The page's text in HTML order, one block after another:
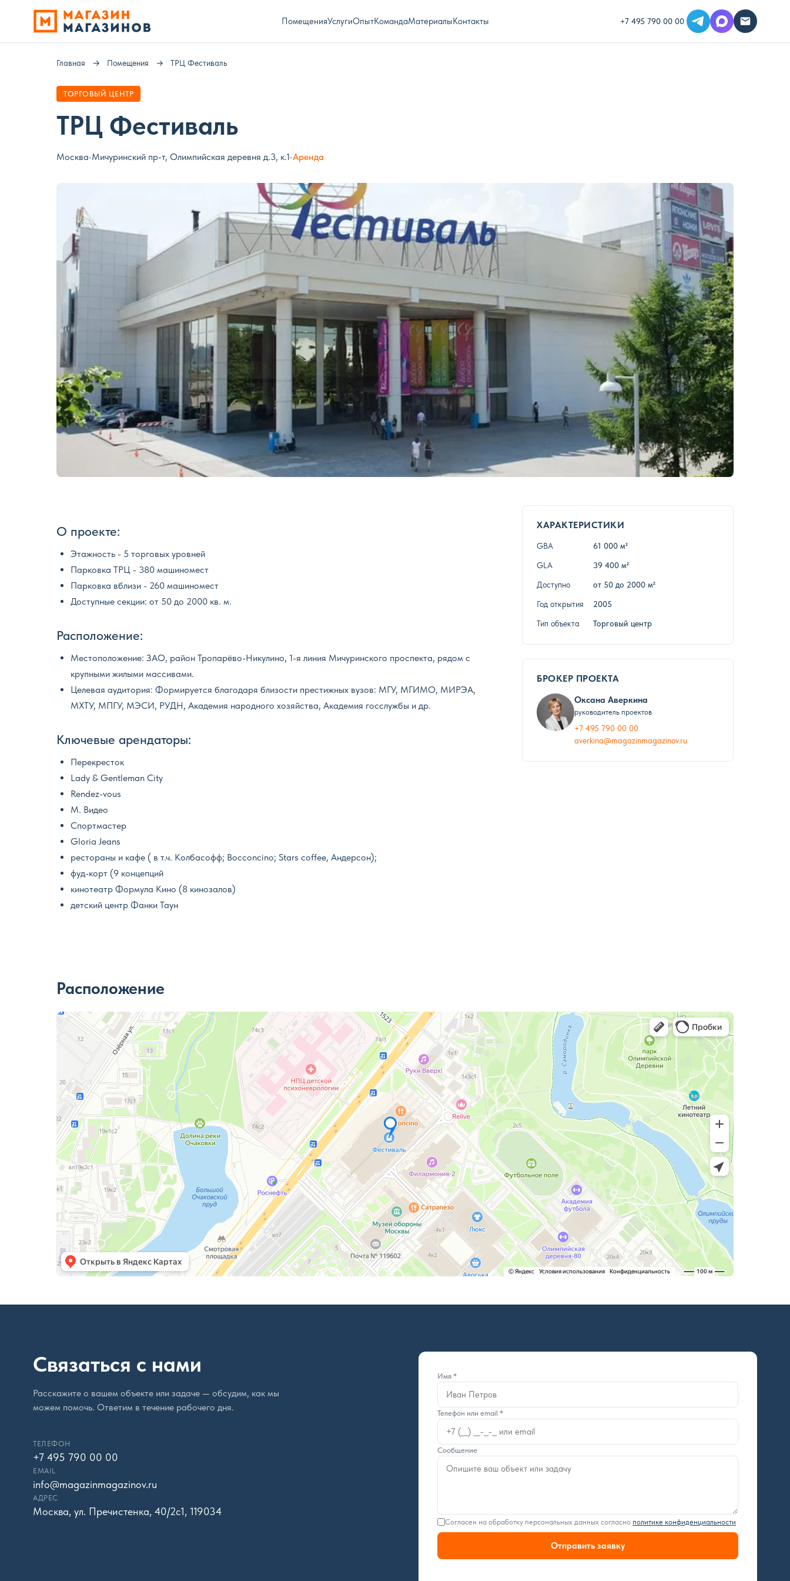
ПомещенияУслугиОпытКомандаМатериалыКонтакты +7 495 790 00 00
Главная → Помещения → ТРЦ Фестиваль
ТОРГОВЫЙ ЦЕНТР
ТРЦ Фестиваль
Москва•Мичуринский пр-т, Олимпийская деревня д.3, к.1•Аренда
О проекте:
Этажность - 5 торговых уровней
Парковка ТРЦ - 380 машиномест
Парковка вблизи - 260 машиномест
Доступные секции: от 50 до 2000 кв. м.
Расположение:
Местоположение: ЗАО, район Тропарёво-Никулино, 1-я линия Мичуринского проспекта, рядом с
крупными жилыми массивами.
Целевая аудитория: Формируется благодаря близости престижных вузов: МГУ, МГИМО, МИРЭА,
МХТУ, МПГУ, МЭСИ, РУДН, Академия народного хозяйства, Академия госслужбы и др.
Ключевые арендаторы:
Перекресток
Lady & Gentleman City
Rendez-vous
М. Видео
Спортмастер
Gloria Jeans
рестораны и кафе ( в т.ч. Колбасофф; Bocconcino; Stars coffee, Андерсон);
фуд-корт (9 концепций
кинотеатр Формула Кино (8 кинозалов)
детский центр Фанки Таун
ХАРАКТЕРИСТИКИ
GBA 61 000 м²
GLA 39 400 м²
Доступно от 50 до 2000 м²
Год открытия 2005
Тип объекта Торговый центр
БРОКЕР ПРОЕКТА
Оксана Аверкина
руководитель проектов
+7 495 790 00 00
averkina@magazinmagazinov.ru
Расположение
Связаться с нами
Расскажите о вашем объекте или задаче — обсудим, как мы
можем помочь. Ответим в течение рабочего дня.
ТЕЛЕФОН
+7 495 790 00 00
EMAIL
info@magazinmagazinov.ru
АДРЕС
Москва, ул. Пречистенка, 40/2с1, 119034
Имя *
Телефон или email *
Сообщение
Согласен на обработку персональных данных согласно политике конфиденциальности
Отправить заявку